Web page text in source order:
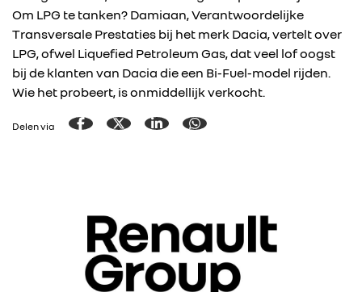
Om LPG te tanken? Damiaan, Verantwoordelijke
Transversale Prestaties bij het merk Dacia, vertelt over
LPG, ofwel Liquefied Petroleum Gas, dat veel lof oogst
bij de klanten van Dacia die een Bi-Fuel-model rijden.
Wie het probeert, is onmiddellijk verkocht.
Delen via